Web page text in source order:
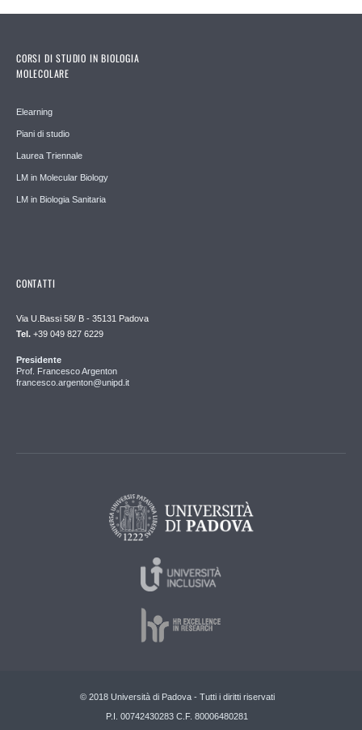
CORSI DI STUDIO IN BIOLOGIA
MOLECOLARE
Elearning
Piani di studio
Laurea Triennale
LM in Molecular Biology
LM in Biologia Sanitaria
CONTATTI
Via U.Bassi 58/ B - 35131 Padova
Tel. +39 049 827 6229
Presidente
Prof. Francesco Argenton
francesco.argenton@unipd.it
© 2018 Università di Padova - Tutti i diritti riservati
P.I. 00742430283 C.F. 80006480281